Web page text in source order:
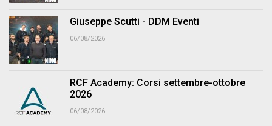
Giuseppe Scutti - DDM Eventi
06/08/2026
RCF Academy: Corsi settembre-ottobre
2026
06/08/2026